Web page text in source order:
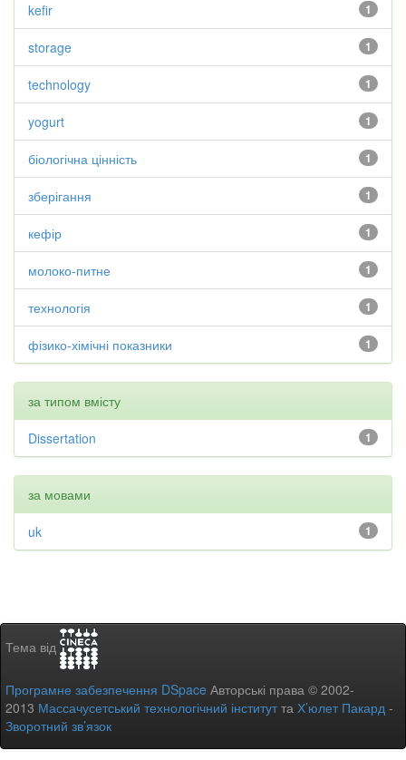
1
kefir
1
storage
1
technology
1
yogurt
1
біологічна цінність
1
зберігання
1
кефір
1
молоко-питне
1
технологія
1
фізико-хімічні показники
за типом вмісту
1
Dissertation
за мовами
1
uk
Тема від
Програмне забезпечення DSpace Авторські права © 2002-
2013 Массачусетський технологічний інститутта Х’юлет Пакард -
Зворотний зв’язок